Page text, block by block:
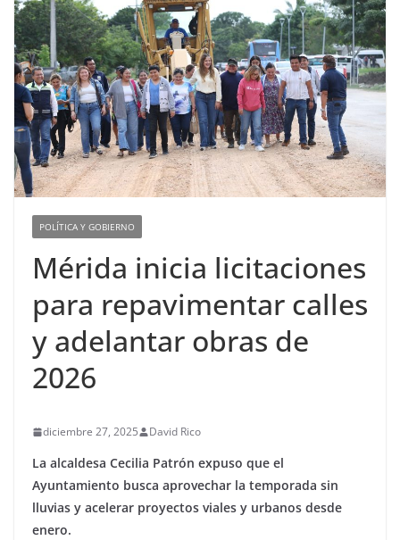
POLÍTICA Y GOBIERNO
Mérida inicia licitaciones
para repavimentar calles
y adelantar obras de
2026
diciembre 27, 2025 David Rico
La alcaldesa Cecilia Patrón expuso que el
Ayuntamiento busca aprovechar la temporada sin
lluvias y acelerar proyectos viales y urbanos desde
enero.